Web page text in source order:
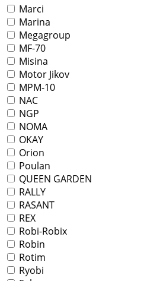
Marci
Marina
Megagroup
MF-70
Misina
Motor Jikov
MPM-10
NAC
NGP
NOMA
OKAY
Orion
Poulan
QUEEN GARDEN
RALLY
RASANT
REX
Robi-Robix
Robin
Rotim
Ryobi